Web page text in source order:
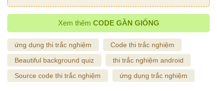
Xem thêm CODE GẦN GIỐNG
ứng dụng thi trắc nghiệm
Code thi trắc nghiệm
Beautiful background quiz
thi trắc nghiệm android
Source code thi trắc nghiệm
ứng dụng trắc nghiệm